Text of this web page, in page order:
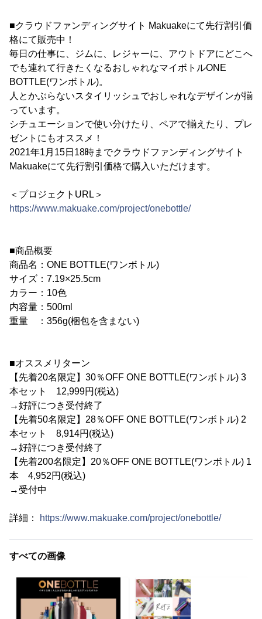
■クラウドファンディングサイト Makuakeにて先行割引価
格にて販売中！
毎日の仕事に、ジムに、レジャーに、アウトドアにどこへ
でも連れて行きたくなるおしゃれなマイボトルONE
BOTTLE(ワンボトル)。
人とかぶらないスタイリッシュでおしゃれなデザインが揃
っています。
シチュエーションで使い分けたり、ペアで揃えたり、プレ
ゼントにもオススメ！
2021年1月15日18時までクラウドファンディングサイト
Makuakeにて先行割引価格で購入いただけます。
＜プロジェクトURL＞
https://www.makuake.com/project/onebottle/
■商品概要
商品名：ONE BOTTLE(ワンボトル)
サイズ：7.19×25.5cm
カラー：10色
内容量：500ml
重量 ：356g(梱包を含まない)
■オススメリターン
【先着20名限定】30％OFF ONE BOTTLE(ワンボトル) 3
本セット 12,999円(税込)
→好評につき受付終了
【先着50名限定】28％OFF ONE BOTTLE(ワンボトル) 2
本セット 8,914円(税込)
→好評につき受付終了
【先着200名限定】20％OFF ONE BOTTLE(ワンボトル) 1
本 4,952円(税込)
→受付中
詳細： https://www.makuake.com/project/onebottle/
すべての画像